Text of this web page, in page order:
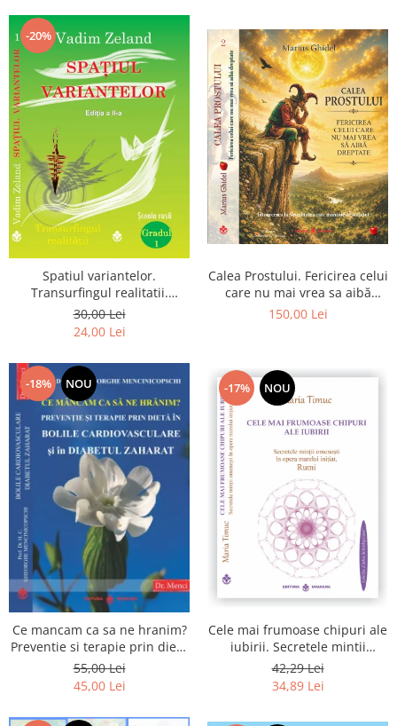
-20%
Spatiul variantelor.
Transurfingul realitatii.
Gradul 1. Cum sa ne
dezvoltam intuitia si sa ne
30,00 Lei
24,00 Lei
Calea Prostului. Fericirea celui
care nu mai vrea sa aibă
dreptate - Intoarcerea la
150,00 Lei
-18% NOU
Ce mancam ca sa ne hranim?
Preventie si terapie prin dieta
in bolile cardiovasculare si in
diabetul zaharat
55,00 Lei
45,00 Lei
-17% NOU
Cele mai frumoase chipuri ale
iubirii. Secretele mintii
omenesti in opera marelui
initiat, Rumi
42,29 Lei
34,89 Lei